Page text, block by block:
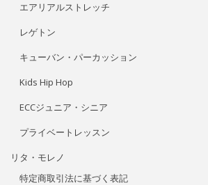
エアリアルストレッチ
レゲトン
キューバン・パーカッション
Kids Hip Hop
ECCジュニア・シニア
プライベートレッスン
リタ・モレノ
特定商取引法に基づく表記